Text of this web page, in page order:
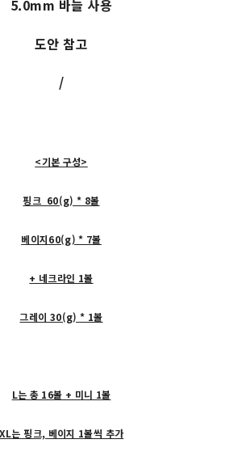
5.0mm 바늘 사용
도안 참고
/
<기본 구성>
핑크 60(g) * 8볼
베이지60(g) * 7볼
+ 네크라인 1볼
그레이 30(g) * 1볼
L는 총 16볼 + 미니 1볼
XL는 핑크, 베이지 1볼씩 추가